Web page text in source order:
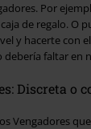
Por
de regalo. O
y hacerte con el
debería faltar en
Discreta o
Vengadores